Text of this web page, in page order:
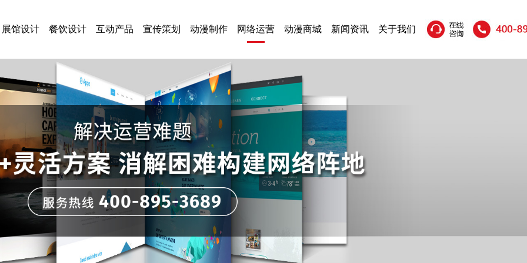
展馆设计 餐饮设计 互动产品 宣传策划 动漫制作 网络运营 动漫商城 新闻资讯 关于我们